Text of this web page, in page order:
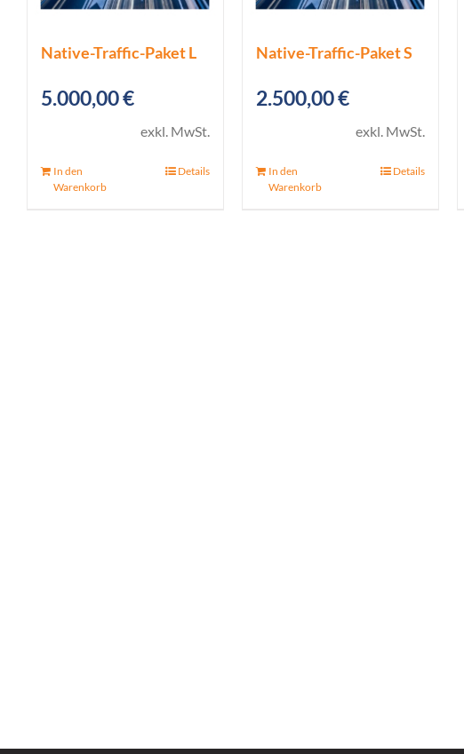
Native-Traffic-Paket L
5.000,00€
exkl. MwSt.
In den
Warenkorb
Details
Native-Traffic-Paket S
2.500,00€
exkl. MwSt.
In den
Warenkorb
Details